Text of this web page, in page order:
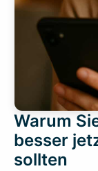
Warum
besser
sollten